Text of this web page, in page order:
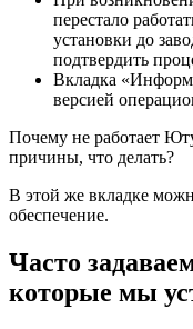
перестало
установки до
подтвердить
Вкладка
версией
Почему не работает
причины, что делать?
В этой же вкладке
обеспечение.
Часто
которые мы